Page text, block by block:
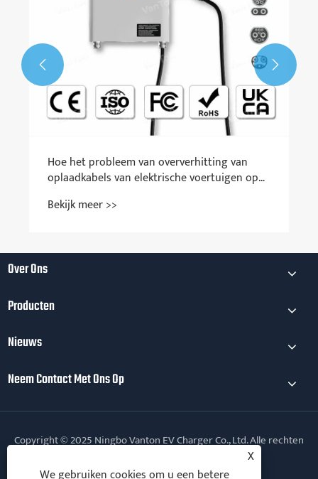
 
Over Ons
Producten
Nieuws
Neem Contact Met Ons Op
Copyright © 2025 Ningbo Vanton EV Charger Co., Ltd. Alle rechten
X
We gebruiken cookies om u een betere